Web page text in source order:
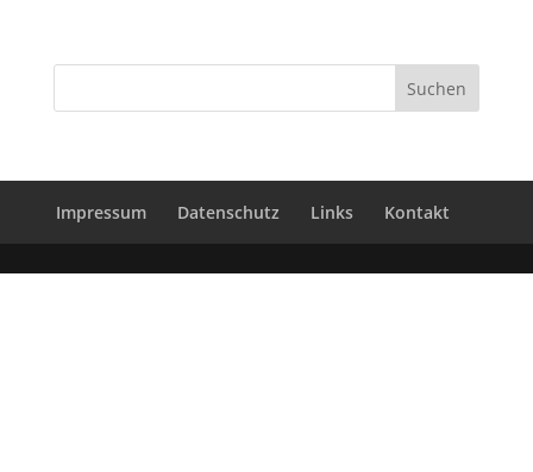
Impressum Datenschutz Links Kontakt